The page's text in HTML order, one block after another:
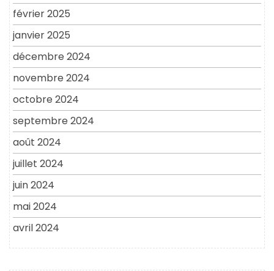
février 2025
janvier 2025
décembre 2024
novembre 2024
octobre 2024
septembre 2024
août 2024
juillet 2024
juin 2024
mai 2024
avril 2024